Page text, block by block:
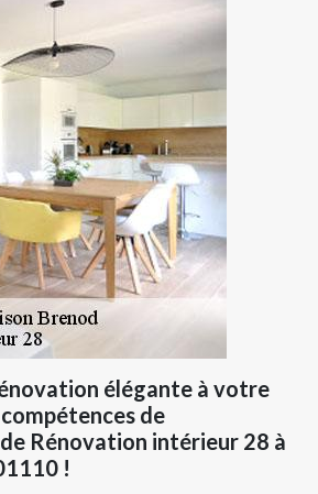
élégante à votre
de
Rénovation intérieur 28 à
!